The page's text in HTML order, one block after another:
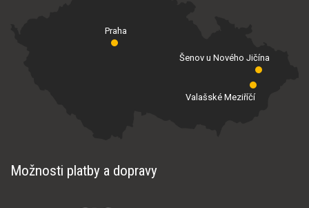
Praha
Valašské Meziříčí
Šenov u Nového Jičína
Možnosti platby a dopravy